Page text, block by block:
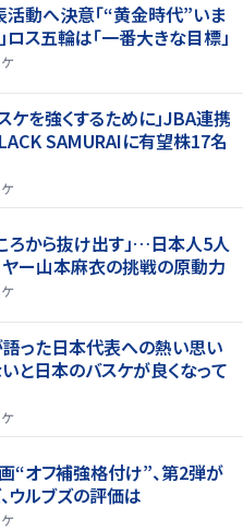
動へ決意「“黄金時代”いま
ロス五輪は「一番大きな目標」
ケを強くするために」JBA連携
SAMURAIに有望株17名
ろから抜け出す」…日本人5人
ー山本麻衣の挑戦の原動力
語った日本代表への熱い思い
いと日本のバスケが良くなって
“オフ補強格付け”、第2弾が
ウルブズの評価は